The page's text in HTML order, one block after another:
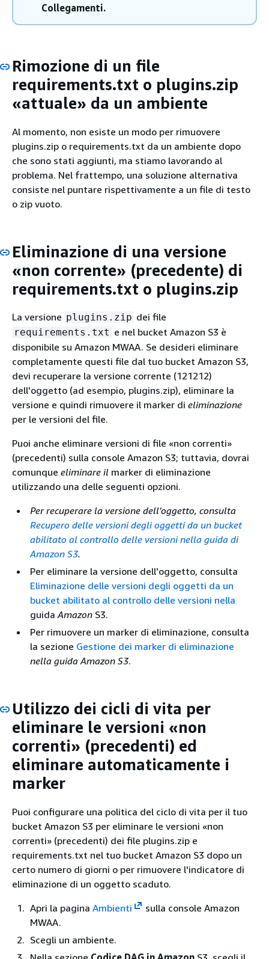
Collegamenti.
Rimozione di un file
requirements.txt o plugins.zip
«attuale» da un ambiente
Al momento, non esiste un modo per rimuovere
plugins.zip o requirements.txt da un ambiente dopo
che sono stati aggiunti, ma stiamo lavorando al
problema. Nel frattempo, una soluzione alternativa
consiste nel puntare rispettivamente a un file di testo
o zip vuoto.
Eliminazione di una versione
«non corrente» (precedente) di
requirements.txt o plugins.zip
La versione plugins.zip dei file
requirements.txt e nel bucket Amazon S3 è
disponibile su Amazon MWAA. Se desideri eliminare
completamente questi file dal tuo bucket Amazon S3,
devi recuperare la versione corrente (121212)
dell'oggetto (ad esempio, plugins.zip), eliminare la
versione e quindi rimuovere il marker di eliminazione
per le versioni del file.
Puoi anche eliminare versioni di file «non correnti»
(precedenti) sulla console Amazon S3; tuttavia, dovrai
comunque eliminare il marker di eliminazione
utilizzando una delle seguenti opzioni.
Per recuperare la versione dell'oggetto, consulta
Recupero delle versioni degli oggetti da un bucket
abilitato al controllo delle versioni nella guida di
Amazon S3.
Per eliminare la versione dell'oggetto, consulta
Eliminazione delle versioni degli oggetti da un
bucket abilitato al controllo delle versioni nella
guidaAmazon S3.
Per rimuovere un marker di eliminazione, consulta
la sezione Gestione dei marker di eliminazione
nella guida Amazon S3.
Utilizzo dei cicli di vita per
eliminare le versioni «non
correnti» (precedenti) ed
eliminare automaticamente i
marker
Puoi configurare una politica del ciclo di vita per il tuo
bucket Amazon S3 per eliminare le versioni «non
correnti» (precedenti) dei file plugins.zip e
requirements.txt nel tuo bucket Amazon S3 dopo un
certo numero di giorni o per rimuovere l'indicatore di
eliminazione di un oggetto scaduto.
Apri la pagina Ambienti
sulla console Amazon
MWAA.
Scegli un ambiente.